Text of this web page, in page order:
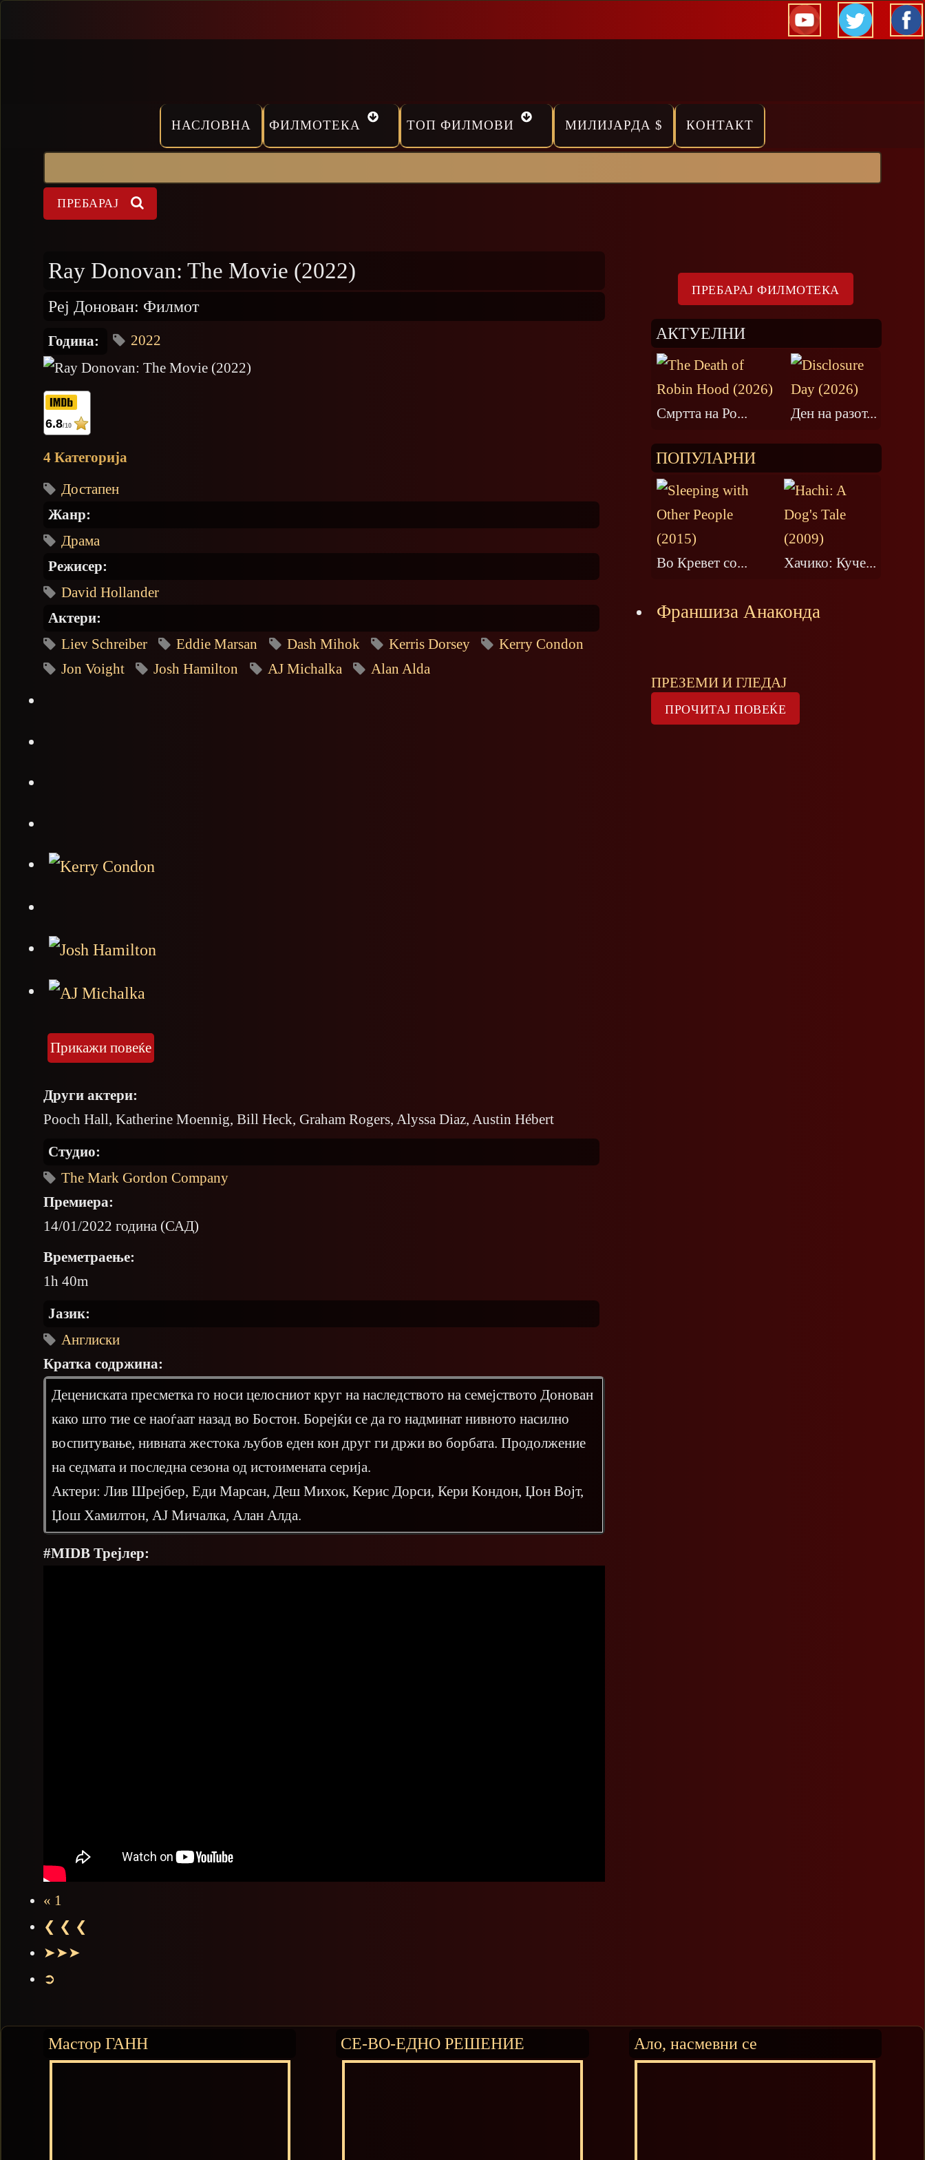
НАСЛОВНА ФИЛМОТЕКА ТОП ФИЛМОВИ МИЛИЈАРДА $ КОНТАКТ
Ray Donovan: The Movie (2022)
Реј Донован: Филмот
Година: 2022
6.8/10
4 Категорија
Достапен
Жанр:
Драма
Режисер:
David Hollander
Актери:
Liev Schreiber
Eddie Marsan Dash Mihok Kerris Dorsey
Kerry Condon
Jon Voight
Josh Hamilton AJ Michalka Alan Alda
Прикажи повеќе
Други актери:
Pooch Hall, Katherine Moennig, Bill Heck, Graham Rogers, Alyssa Diaz, Austin Hébert
Студио:
The Mark Gordon Company
Премиера:
14/01/2022 година (САД)
Времетраење:
1h 40m
Јазик:
Англиски
Кратка содржина:
Децениската пресметка го носи целосниот круг на наследството на семејството Донован
како што тие се наоѓаат назад во Бостон. Борејќи се да го надминат нивното насилно
воспитување, нивната жестока љубов еден кон друг ги држи во борбата. Продолжение
на седмата и последна сезона од истоимената серија.
Актери: Лив Шрејбер, Еди Марсан, Деш Михок, Керис Дорси, Кери Кондон, Џон Војт,
Џош Хамилтон, АЈ Мичалка, Алан Алда.
#MIDB Трејлер:
« 1
❮ ❮ ❮
➤➤➤
➲
АКТУЕЛНИ
Смртта на Ро... Ден на разот...
ПОПУЛАРНИ
Во Кревет со... Хачико: Куче...
Франшиза Анаконда
ПРЕЗЕМИ И ГЛЕДАЈ
Мастор ГАНН СЕ-ВО-ЕДНО РЕШЕНИЕ Ало, насмевни се